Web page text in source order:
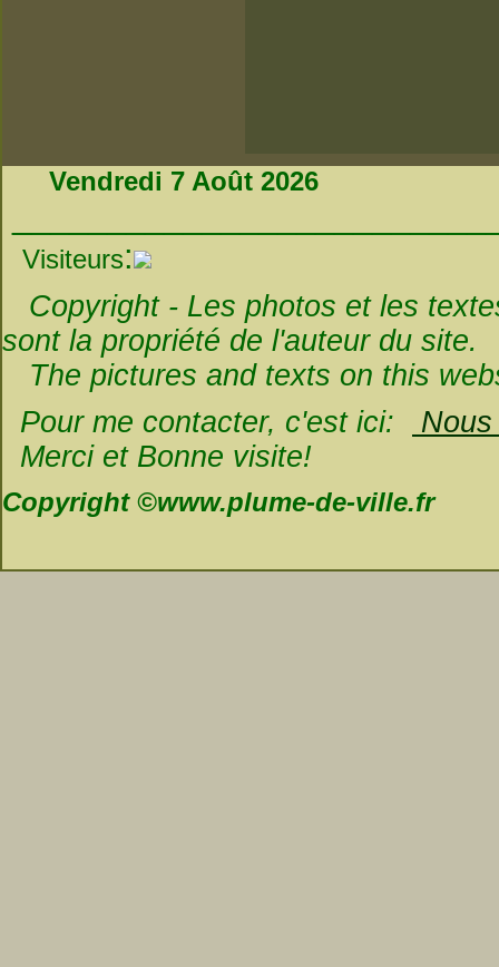
Vendredi 7 Août 2026
Visiteurs:
Copyright - Les photos et les
sont la propriété de l'auteur du site.
The pictures and texts on this
Pour me contacter, c'est ici:
Merci et Bonne visite!
Copyright ©www.plume-de-ville.fr